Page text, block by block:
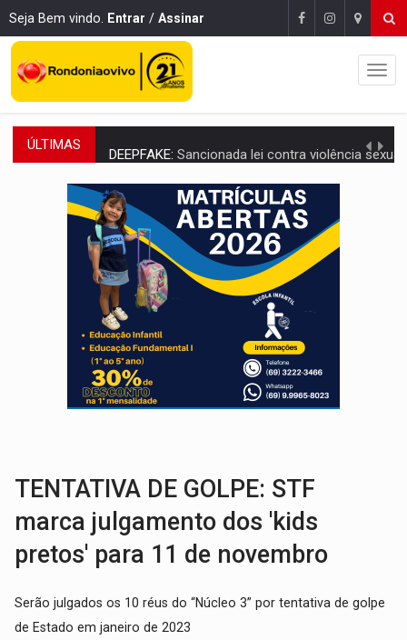
Seja Bem vindo. Entrar / Assinar
ÚLTIMAS Sancionada lei contra violência sexual infantil na
COLEGIADO:Brasil e Rússia discutem energia nuclear, defesa e
URGENTE: Colisão entre caminhão e carro deixa quatro mortos e um em
ENCONTRO: Amazônia Negra ganha projeção nacional com participação de
PREVISÃO: Porto Velho tem chances de chuvas isoladas nesta
SINDICATOS UNIDOS: Assembleia Geral delibera greve da educação
PROCESSO SELETIVO: Rondoniaovivo abre oficina de Comunicação com
AGOSTO LILÁS: MPRO lança de portal e promove reflexão sobre trajetória da
TENTATIVA DE GOLPE: STF
marca julgamento dos 'kids
pretos' para 11 de novembro
Serão julgados os 10 réus do “Núcleo 3” por tentativa de golpe
de Estado em janeiro de 2023